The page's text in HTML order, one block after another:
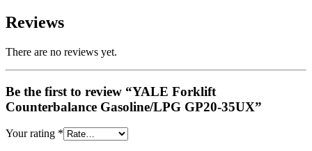
Reviews
There are no reviews yet.
Be the first to review “YALE Forklift
Counterbalance Gasoline/LPG GP20-35UX”
Your rating *